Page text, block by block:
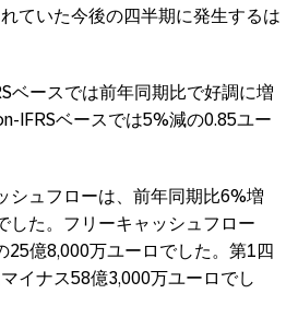
ていた今後の四半期に発生するは
ベースでは前年同期比で好調に増
IFRSベースでは5%減の0.85ユー
シュフローは、前年同期比6%増
した。フリーキャッシュフロー
25億8,000万ユーロでした。第1四
イナス58億3,000万ユーロでし